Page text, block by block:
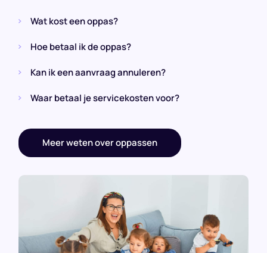
Wat kost een oppas?
Hoe betaal ik de oppas?
Kan ik een aanvraag annuleren?
Waar betaal je servicekosten voor?
Meer weten over oppassen